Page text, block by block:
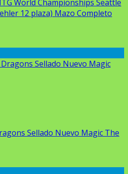
World Championships Seattle
12 plaza) Mazo Completo
Sellado Nuevo Magic The